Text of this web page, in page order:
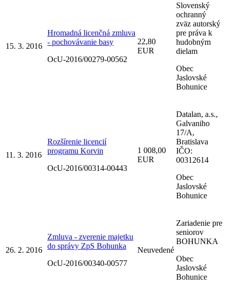
15. 3. 2016
Hromadná licenčná zmluva
- pochovávanie basy
OcU-2016/00279-00562
22,80
EUR
Slovenský
ochranný
zväz autorský
pre práva k
hudobným
dielam
Obec
Jaslovské
Bohunice
11. 3. 2016
Rozšírenie licencií
programu Korvin
OcU-2016/00314-00443
1 008,00
EUR
Datalan, a.s.,
Galvaniho
17/A,
Bratislava
IČO:
00312614
Obec
Jaslovské
Bohunice
26. 2. 2016
Zmluva - zverenie majetku
do správy ZpS Bohunka
OcU-2016/00340-00577
Neuvedené
Zariadenie pre
seniorov
BOHUNKA
Obec
Jaslovské
Bohunice